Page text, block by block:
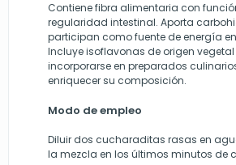
Contiene fibra alimentaria con
regularidad intestinal. Aporta
participan como fuente de energía
Incluye isoflavonas de origen
incorporarse en preparados
enriquecer su composición.
Modo de empleo
Diluir dos cucharaditas rasas en
la mezcla en los últimos minutos de